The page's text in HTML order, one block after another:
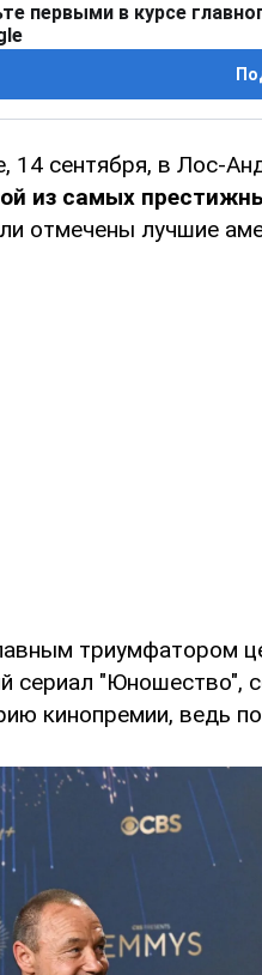
первыми в курсе
14 сентября, в Лос-
из самых
отмечены лучшие
триумфатором
сериал "Юношество",
кинопремии, ведь